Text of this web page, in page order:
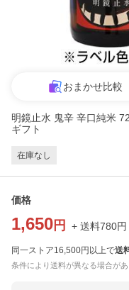
おまかせ比較
明鏡止水 鬼辛 辛口純米
ギフト
在庫なし
価格
1,650 円 + 送料780円
同一ストア16,500円以上で送
条件により送料が異なる場合があ